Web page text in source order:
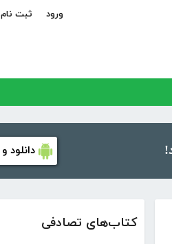
ورود ثبت نام
دانلود
کتاب‌های تصادفی